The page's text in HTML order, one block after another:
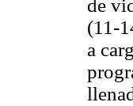
de
(11-
a